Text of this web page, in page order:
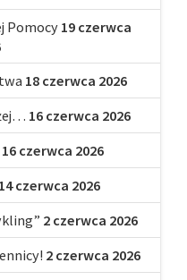
Pomocy 19 czerwca
18 czerwca 2026
16 czerwca 2026
16 czerwca 2026
14 czerwca 2026
2 czerwca 2026
2 czerwca 2026